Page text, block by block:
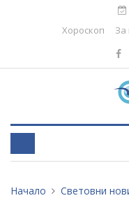
Хороскоп
За
Начало Световни